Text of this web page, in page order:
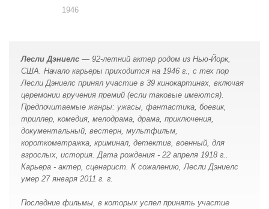
1946
Лесли Дэниелс — 92-летний актер родом из Нью-Йорк,
США. Начало карьеры приходится на 1946 г., с тех пор
Лесли Дэниелс принял участие в 39 кинокартинах, включая
церемонии вручения премий (если таковые имеются).
Предпочитаемые жанры: ужасы, фантастика, боевик,
триллер, комедия, мелодрама, драма, приключения,
документальный, вестерн, мультфильм,
короткометражка, криминал, детектив, военный, для
взрослых, история. Дата рождения - 22 апреля 1918 г..
Карьера - актер, сценарист. К сожалению, Лесли Дэниелс
умер 27 января 2011 г. г.
Последние фильмы, в которых успел принять участие